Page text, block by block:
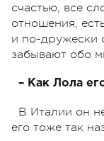
счастью, все
отношения,
и по-дружески
забывают обо
– Как Лола
В Италии он
его тоже так